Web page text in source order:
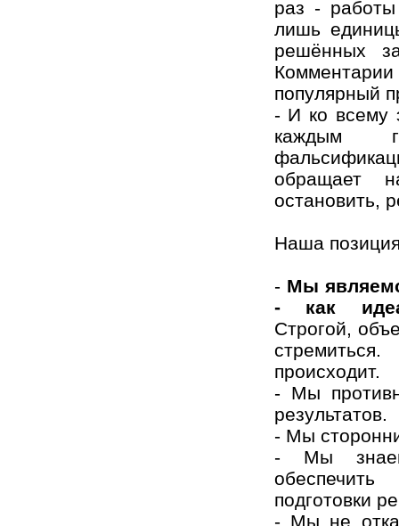
раз -
лишь
решённых
популярный
- И ко всему
каждым
обращает
остановить,
Наша
- Мы
- как
Строгой,
происходит.
- Мы
результатов.
- Мы
- Мы
подготовки
- Мы не